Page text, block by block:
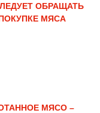
ОБРАЩАТЬ
МЯСА
МЯСО –